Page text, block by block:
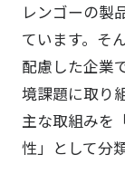
レンゴーの製
ています。そ
配慮した企業
境課題に取り
主な取組みを
性」として分